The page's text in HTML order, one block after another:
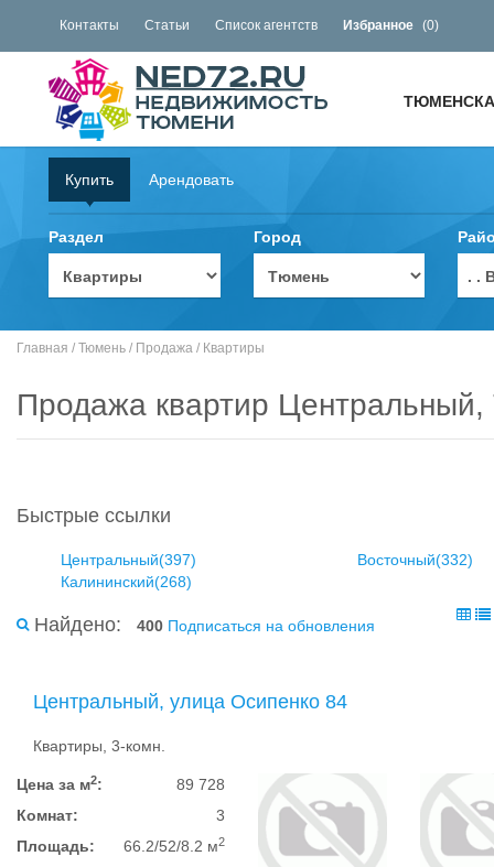
Контакты Статьи Список агентств Избранное (0)
Купить Арендовать
Раздел Город
. .
Главная / Тюмень / Продажа / Квартиры
Продажа квартир
Быстрые ссылки
Центральный(397)
Восточный(332)
Калининский(268)
Найдено: 400 Подписаться на обновления
Центральный, улица Осипенко 84
Квартиры, 3-комн.
Цена за м2:
89 728
Комнат:
3
Площадь:
66.2/52/8.2 м2